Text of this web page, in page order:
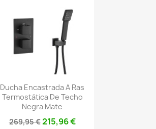
Ducha Encastrada A Ras
Termostática De Techo
Negra Mate
269,95 €215,96 €